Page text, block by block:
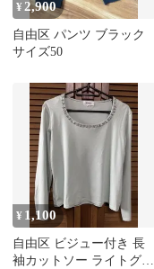
¥ 2,900
自由区 パンツ ブラック
サイズ50
¥ 1,100
自由区 ビジュー付き 長
袖カットソー ライトグリ